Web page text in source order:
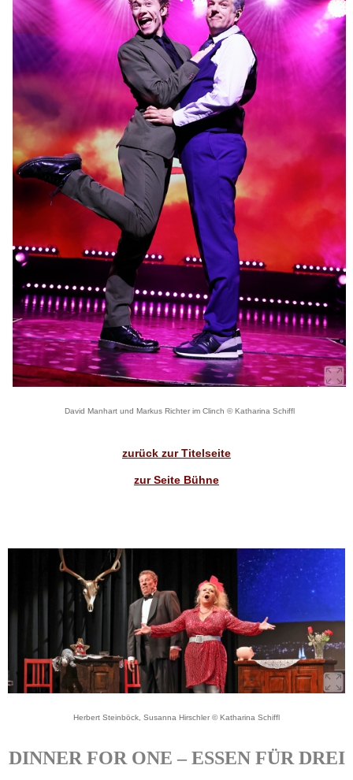
David Manhart und Markus Richter im Clinch © Katharina Schiffl
zurück zur Titelseite
zur Seite Bühne
Herbert Steinböck, Susanna Hirschler © Katharina Schiffl
DINNER FOR ONE – ESSEN FÜR DREI